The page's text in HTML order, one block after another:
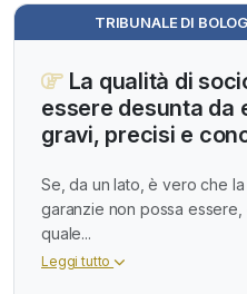
TRIBUNALE DI
La qualità di
essere desunta da
gravi, precisi e
Se, da un lato, è vero che
garanzie non possa
quale...
Leggi tutto